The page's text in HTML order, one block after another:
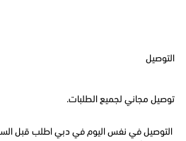
التوصيل
توصيل مجاني لجميع الطلبات.